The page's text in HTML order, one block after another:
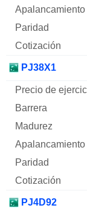
PJ38X1
PJ4D92